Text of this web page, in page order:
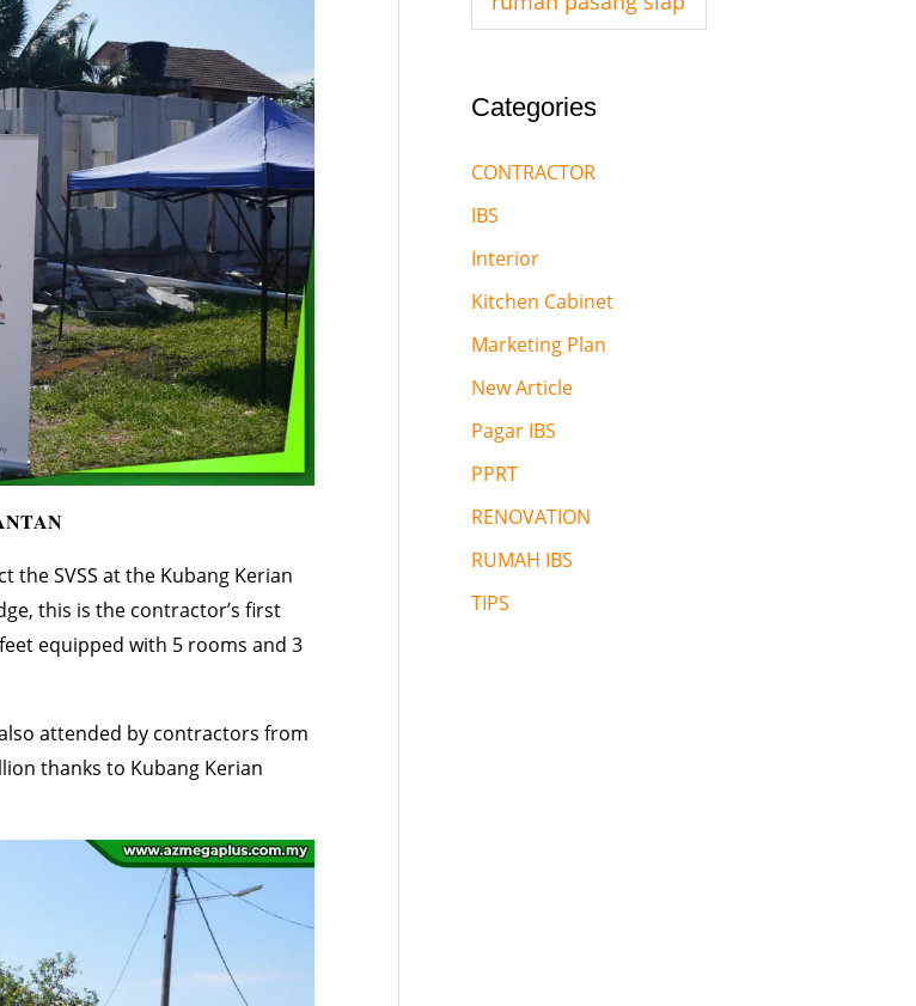
SVSS at the Kubang Kerian
this is the contractor’s first
equipped with 5 rooms and 3
attended by contractors from
thanks to Kubang Kerian
Categories
CONTRACTOR
IBS
Interior
Kitchen Cabinet
Marketing Plan
New Article
Pagar IBS
PPRT
RENOVATION
RUMAH IBS
TIPS